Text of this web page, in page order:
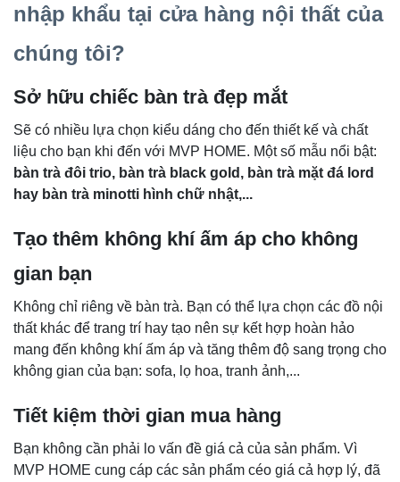
nhập khẩu tại cửa hàng nội thất của
chúng tôi?
Sở hữu chiếc bàn trà đẹp mắt
Sẽ có nhiều lựa chọn kiểu dáng cho đến thiết kế và chất
liệu cho bạn khi đến với MVP HOME. Một số mẫu nổi bật:
bàn trà đôi trio, bàn trà black gold, bàn trà mặt đá lord
hay bàn trà minotti hình chữ nhật,...
Tạo thêm không khí ấm áp cho không
gian bạn
Không chỉ riêng về bàn trà. Bạn có thể lựa chọn các đồ nội
thất khác để trang trí hay tạo nên sự kết hợp hoàn hảo
mang đến không khí ấm áp và tăng thêm độ sang trọng cho
không gian của bạn: sofa, lọ hoa, tranh ảnh,...
Tiết kiệm thời gian mua hàng
Bạn không cần phải lo vấn đề giá cả của sản phẩm. Vì
MVP HOME cung cáp các sản phẩm céo giá cả hợp lý, đã